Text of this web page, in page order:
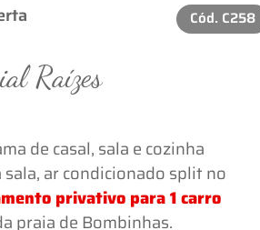
Cód. C258
Raízes
de casal, sala e cozinha
ar condicionado split no
privativo para 1 carro
praia de Bombinhas.